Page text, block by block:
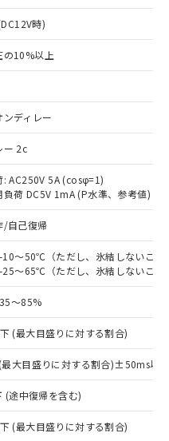
時)
の10%以上
ンディレー
ー 2c
: AC250V 5A (cosφ=1)
負荷 DC5V 1mA (P水準、参考値)
/自己復帰
10～50℃（ただし、氷結しないこと
25～65℃（ただし、氷結しないこと
～85%
(最大目盛りに対する割合)
大目盛りに対する割合)±50ms以下
(途中復帰を含む)
(最大目盛りに対する割合)
指令（10物質）の
供可能な商品で